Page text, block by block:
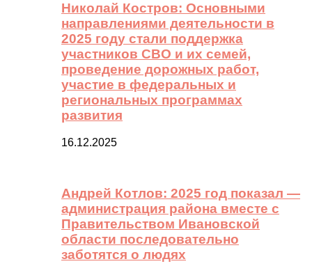
Николай Костров: Основными
направлениями деятельности в
2025 году стали поддержка
участников СВО и их семей,
проведение дорожных работ,
участие в федеральных и
региональных программах
развития
16.12.2025
Андрей Котлов: 2025 год показал —
администрация района вместе с
Правительством Ивановской
области последовательно
заботятся о людях